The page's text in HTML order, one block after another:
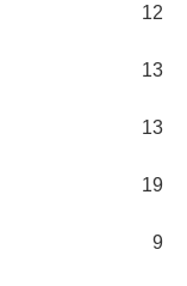
12
13
13
19
9